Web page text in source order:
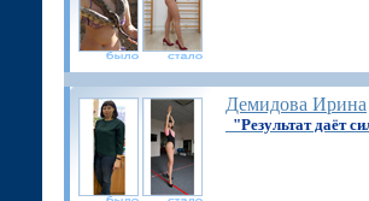
Демидова Ирина
"Результат даёт